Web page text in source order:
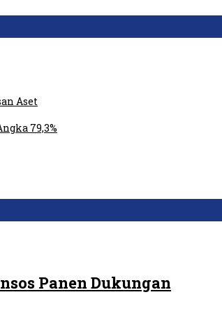
Aset
79,3%
Panen Dukungan